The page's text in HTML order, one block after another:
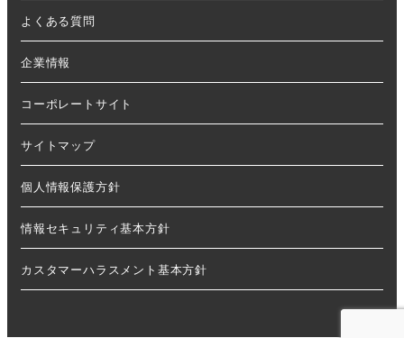
よくある質問
企業情報
コーポレートサイト
サイトマップ
個人情報保護方針
情報セキュリティ基本方針
カスタマーハラスメント基本方針